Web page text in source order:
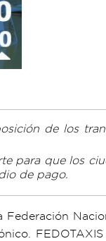
de los
para que los
de pago.